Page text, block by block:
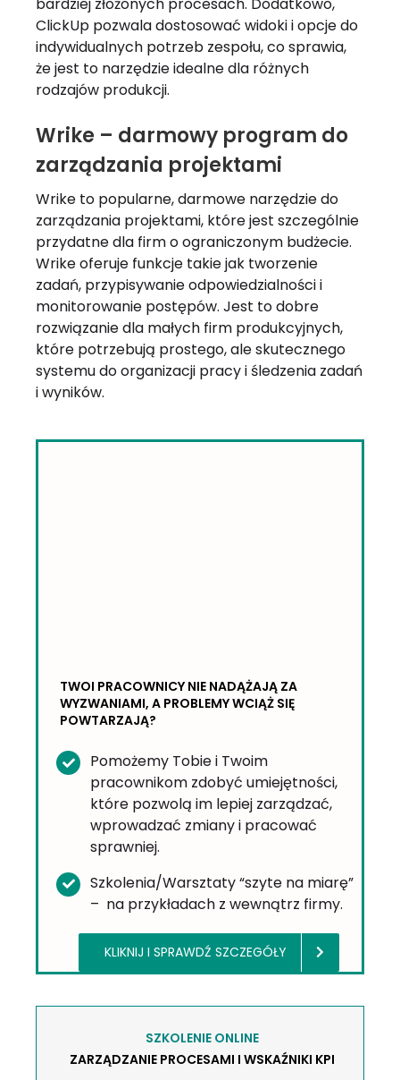
ClickUp pozwala dostosować widoki i opcje do
indywidualnych potrzeb zespołu, co sprawia,
że jest to narzędzie idealne dla różnych
rodzajów produkcji.
Wrike – darmowy program do
zarządzania projektami
Wrike to popularne, darmowe narzędzie do
zarządzania projektami, które jest szczególnie
przydatne dla firm o ograniczonym budżecie.
Wrike oferuje funkcje takie jak tworzenie
zadań, przypisywanie odpowiedzialności i
monitorowanie postępów. Jest to dobre
rozwiązanie dla małych firm produkcyjnych,
które potrzebują prostego, ale skutecznego
systemu do organizacji pracy i śledzenia zadań
i wyników.
TWOI PRACOWNICY NIE NADĄŻAJĄ ZA
WYZWANIAMI, A PROBLEMY WCIĄŻ SIĘ
POWTARZAJĄ?
Pomożemy Tobie i Twoim
pracownikom zdobyć umiejętności,
które pozwolą im lepiej zarządzać,
wprowadzać zmiany i pracować
sprawniej.
Szkolenia/Warsztaty “szyte na miarę”
– na przykładach z wewnątrz firmy.
KLIKNIJ I SPRAWDŹ SZCZEGÓŁY
SZKOLENIE ONLINE
ZARZĄDZANIE PROCESAMI I WSKAŹNIKI KPI